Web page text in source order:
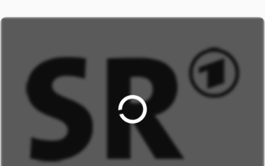
es egal, ob man Flaschen aus Edelstahl oder Kunststoff
nimmt? Welche Vorteile hat welches Material? Und kann
man bei allen Flaschen seine Getränke wirklich
schadstofffrei genießen? Marktcheck isst gut: Günstig gut
grillen Die Grillsaison ist in vollem Gange – nur die
Fleischpreise können den Appetit verderben. Gerade
Rindfleisch ist deutlich teurer geworden. Aber ein Rind
besteht ja nicht nur aus Filet, Hüfte oder Rumpsteak.